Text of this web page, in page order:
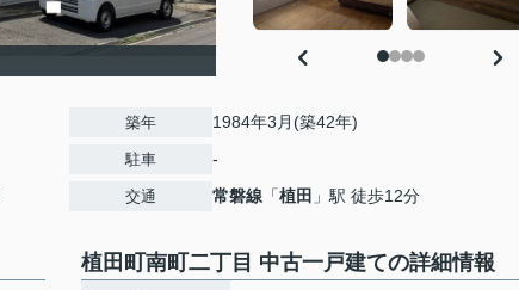
築年 1984年3月(築42年)
駐車 -
交通 常磐線 「植田 」駅 徒歩12分
植田町南町二丁目 中古一戸建ての詳細情報